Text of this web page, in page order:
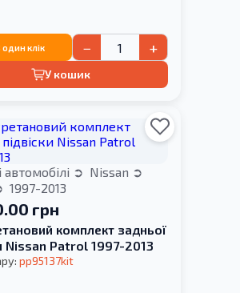
один клік − +
У кошик
Nissan
1997-2013
грн
комплект задньої
Nissan Patrol 1997-2013
pp95137kit